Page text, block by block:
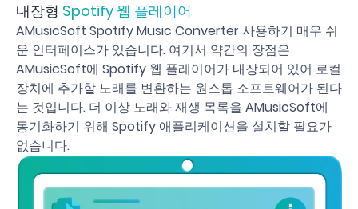
내장형 Spotify 웹 플레이어
AMusicSoft Spotify Music Converter 사용하기 매우 쉬
운 인터페이스가 있습니다. 여기서 약간의 장점은
AMusicSoft에 Spotify 웹 플레이어가 내장되어 있어 로컬
장치에 추가할 노래를 변환하는 원스톱 소프트웨어가 된다
는 것입니다. 더 이상 노래와 재생 목록을 AMusicSoft에
동기화하기 위해 Spotify 애플리케이션을 설치할 필요가
없습니다.